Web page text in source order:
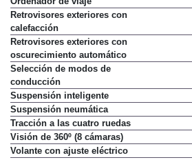
Retrovisores exteriores con
calefacción
Retrovisores exteriores con
oscurecimiento automático
Selección de modos de
conducción
Suspensión inteligente
Suspensión neumática
Tracción a las cuatro ruedas
Visión de 360º (8 cámaras)
Volante con ajuste eléctrico